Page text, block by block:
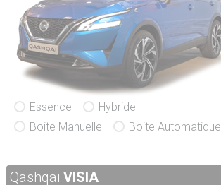
Essence
Hybride
Boite Manuelle
Boite Automatique
Qashqai VISIA